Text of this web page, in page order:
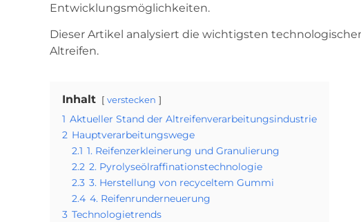
Entwicklungsmöglichkeiten.
Dieser Artikel analysiert die wichtigsten
Altreifen.
Inhalt verstecken
1 Aktueller Stand der Altreifenverarbeitungsindustrie
2 Hauptverarbeitungswege
2.1 1. Reifenzerkleinerung und Granulierung
2.2 2. Pyrolyseölraffinationstechnologie
2.3 3. Herstellung von recyceltem Gummi
2.4 4. Reifenrunderneuerung
3 Technologietrends